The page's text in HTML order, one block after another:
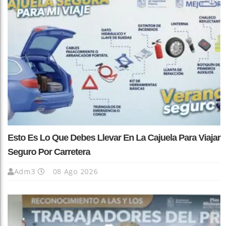
Esto Es Lo Que Debes Llevar En La Cajuela Para Viajar
Seguro Por Carretera
Adm3 08 Ago 2026